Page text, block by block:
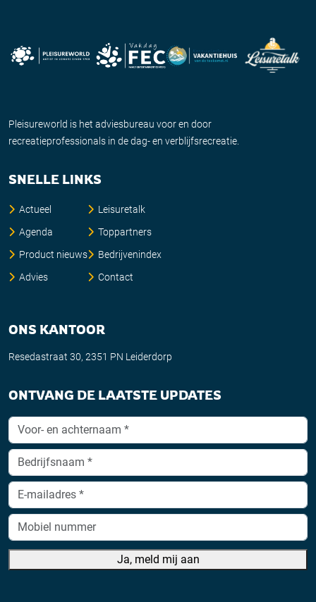
Pleisureworld is het adviesbureau voor en door
recreatieprofessionals in de dag- en verblijfsrecreatie.
SNELLE LINKS
Actueel
Agenda
Product nieuws
Advies
Leisuretalk
Toppartners
Bedrijvenindex
Contact
ONS KANTOOR
Resedastraat 30, 2351 PN Leiderdorp
ONTVANG DE LAATSTE UPDATES
Ja, meld mij aan